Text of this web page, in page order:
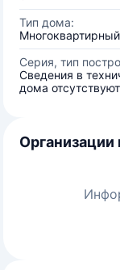
Тип дома:
Серия, тип
Сведения в
дома отсутствуют
Организации